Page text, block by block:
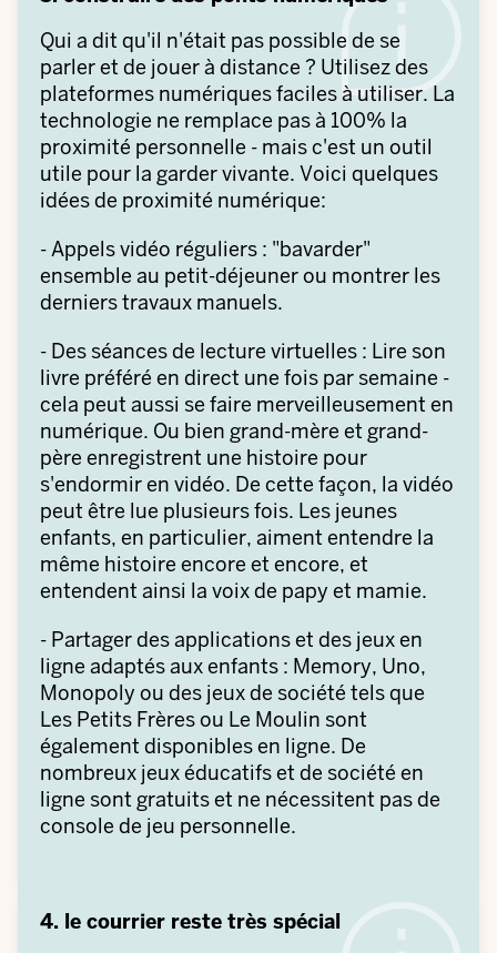
Qui a dit qu'il n'était pas possible de se
parler et de jouer à distance ? Utilisez des
plateformes numériques faciles à utiliser. La
technologie ne remplace pas à 100% la
proximité personnelle - mais c'est un outil
utile pour la garder vivante. Voici quelques
idées de proximité numérique:
- Appels vidéo réguliers : "bavarder"
ensemble au petit-déjeuner ou montrer les
derniers travaux manuels.
- Des séances de lecture virtuelles : Lire son
livre préféré en direct une fois par semaine -
cela peut aussi se faire merveilleusement en
numérique. Ou bien grand-mère et grand-
père enregistrent une histoire pour
s'endormir en vidéo. De cette façon, la vidéo
peut être lue plusieurs fois. Les jeunes
enfants, en particulier, aiment entendre la
même histoire encore et encore, et
entendent ainsi la voix de papy et mamie.
- Partager des applications et des jeux en
ligne adaptés aux enfants : Memory, Uno,
Monopoly ou des jeux de société tels que
Les Petits Frères ou Le Moulin sont
également disponibles en ligne. De
nombreux jeux éducatifs et de société en
ligne sont gratuits et ne nécessitent pas de
console de jeu personnelle.
4. le courrier reste très spécial